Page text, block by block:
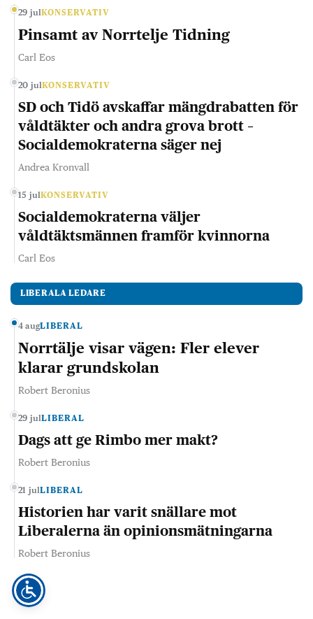
29 julKONSERVATIV
Pinsamt av Norrtelje Tidning
Carl Eos
20 julKONSERVATIV
SD och Tidö avskaffar mängdrabatten för
våldtäkter och andra grova brott –
Socialdemokraterna säger nej
Andrea Kronvall
15 julKONSERVATIV
Socialdemokraterna väljer
våldtäktsmännen framför kvinnorna
Carl Eos
LIBERALA LEDARE
4 augLIBERAL
Norrtälje visar vägen: Fler elever
klarar grundskolan
Robert Beronius
29 julLIBERAL
Dags att ge Rimbo mer makt?
Robert Beronius
21 julLIBERAL
Historien har varit snällare mot
Liberalerna än opinionsmätningarna
Robert Beronius